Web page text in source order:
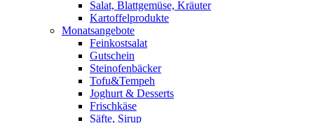
Salat, Blattgemüse, Kräuter
Kartoffelprodukte
Monatsangebote
Feinkostsalat
Gutschein
Steinofenbäcker
Tofu&Tempeh
Joghurt & Desserts
Frischkäse
Säfte, Sirup